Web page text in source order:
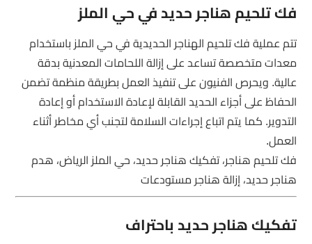
فك تلحيم هناجر حديد في حي الملز
تتم عملية فك تلحيم الهناجر الحديدية في حي الملز باستخدام
معدات متخصصة تساعد على إزالة اللحامات المعدنية بدقة
عالية. ويحرص الفنيون على تنفيذ العمل بطريقة منظمة تضمن
الحفاظ على أجزاء الحديد القابلة لإعادة الاستخدام أو إعادة
التدوير. كما يتم اتباع إجراءات السلامة لتجنب أي مخاطر أثناء
العمل.
فك تلحيم هناجر، تفكيك هناجر حديد، حي الملز الرياض، هدم
هناجر حديد، إزالة هناجر مستودعات
تفكيك هناجر حديد باحتراف